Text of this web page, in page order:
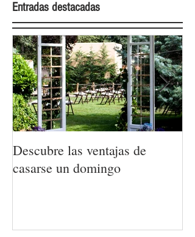
Entradas destacadas
Descubre las ventajas de
casarse un domingo